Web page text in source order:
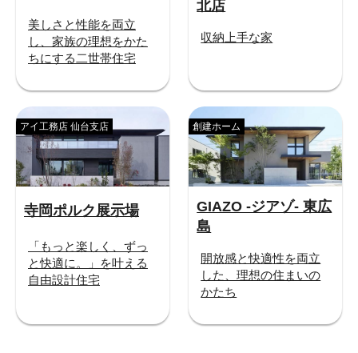
美しさと性能を両立
し、家族の理想をかた
ちにする二世帯住宅
北店
収納上手な家
寺岡ポルク展示場
アイ工務店 仙台支店
「もっと楽しく、ずっ
と快適に。」を叶える
自由設計住宅
GIAZO -ジアゾ- 東広
島
創建ホーム
開放感と快適性を両立
した、理想の住まいの
かたち